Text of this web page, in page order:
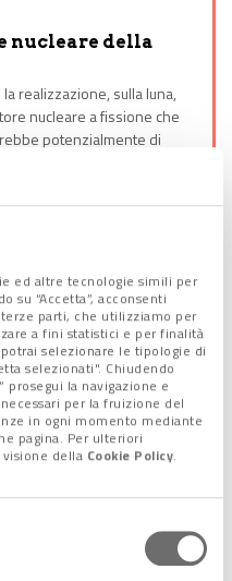
ed altre tecnologie simili per
su “Accetta”, acconsenti
parti, che utilizziamo per
a fini statistici e per finalità
selezionare le tipologie di
selezionati". Chiudendo
prosegui la navigazione e
per la fruizione del
in ogni momento mediante
pagina. Per ulteriori
della Cookie Policy.
nucleare della
la realizzazione, sulla luna,
nucleare a fissione che
potenzialmente di
Google
da raggiungere rimane
vale a dire
energia pulita. Tra i
che si stanno aprendo in
nella tassonomia
complementare
tassonomia che riguarda